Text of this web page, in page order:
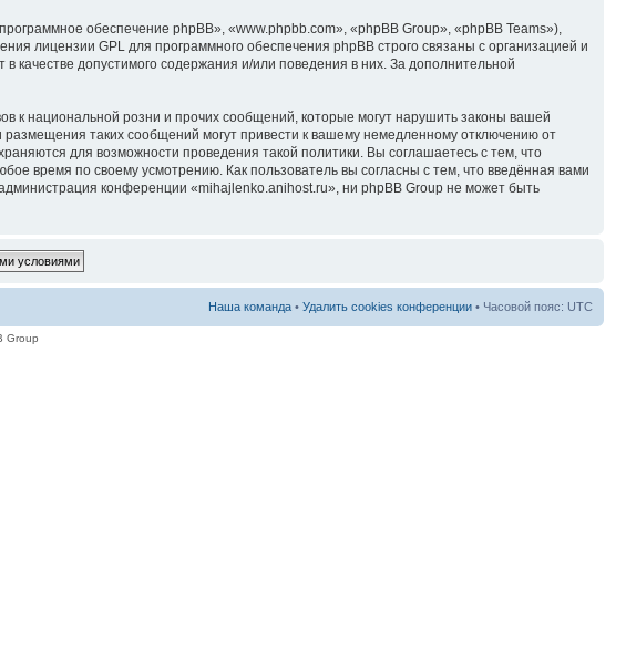
обеспечение phpBB», «www.phpbb.com», «phpBB Group», «phpBB Teams»),
лицензии GPL для программного обеспечения phpBB строго связаны с организацией и
качестве допустимого содержания и/или поведения в них. За дополнительной
к национальной розни и прочих сообщений, которые могут нарушить законы вашей
таких сообщений могут привести к вашему немедленному отключению от
для возможности проведения такой политики. Вы соглашаетесь с тем, что
время по своему усмотрению. Как пользователь вы согласны с тем, что введённая вами
конференции «mihajlenko.anihost.ru», ни phpBB Group не может быть
Наша команда • Удалить cookies конференции • Часовой пояс: UTC
Group